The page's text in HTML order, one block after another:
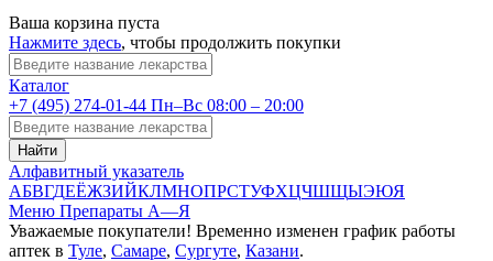
Ваша корзина пуста
Нажмите здесь, чтобы продолжить покупки
Каталог
+7 (495) 274-01-44 Пн–Вс 08:00 – 20:00
Найти
Алфавитный указатель
АБВГДЕЁЖЗИЙКЛМНОПРСТУФХЦЧШЩЫЭЮЯ
Меню Препараты А—Я
Уважаемые покупатели! Временно изменен график работы
аптек в Туле, Самаре, Сургуте, Казани.